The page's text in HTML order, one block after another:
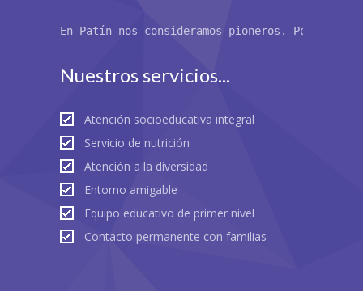
En Patín nos consideramos pioneros. Por
Nuestros servicios...
Atención socioeducativa integral
Servicio de nutrición
Atención a la diversidad
Entorno amigable
Equipo educativo de primer nivel
Contacto permanente con familias